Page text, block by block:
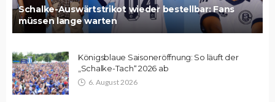
Schalke-Auswärtstrikot wieder bestellbar: Fans
müssen lange warten
Königsblaue Saisoneröffnung: So läuft der
„Schalke-Tach“ 2026 ab
6. August 2026